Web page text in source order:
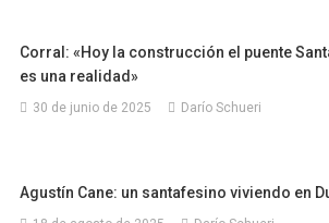
Corral: «Hoy la construcción el puente
es una realidad»
30 de junio de 2025 Darío Schueri
Agustín Cane: un santafesino viviendo en